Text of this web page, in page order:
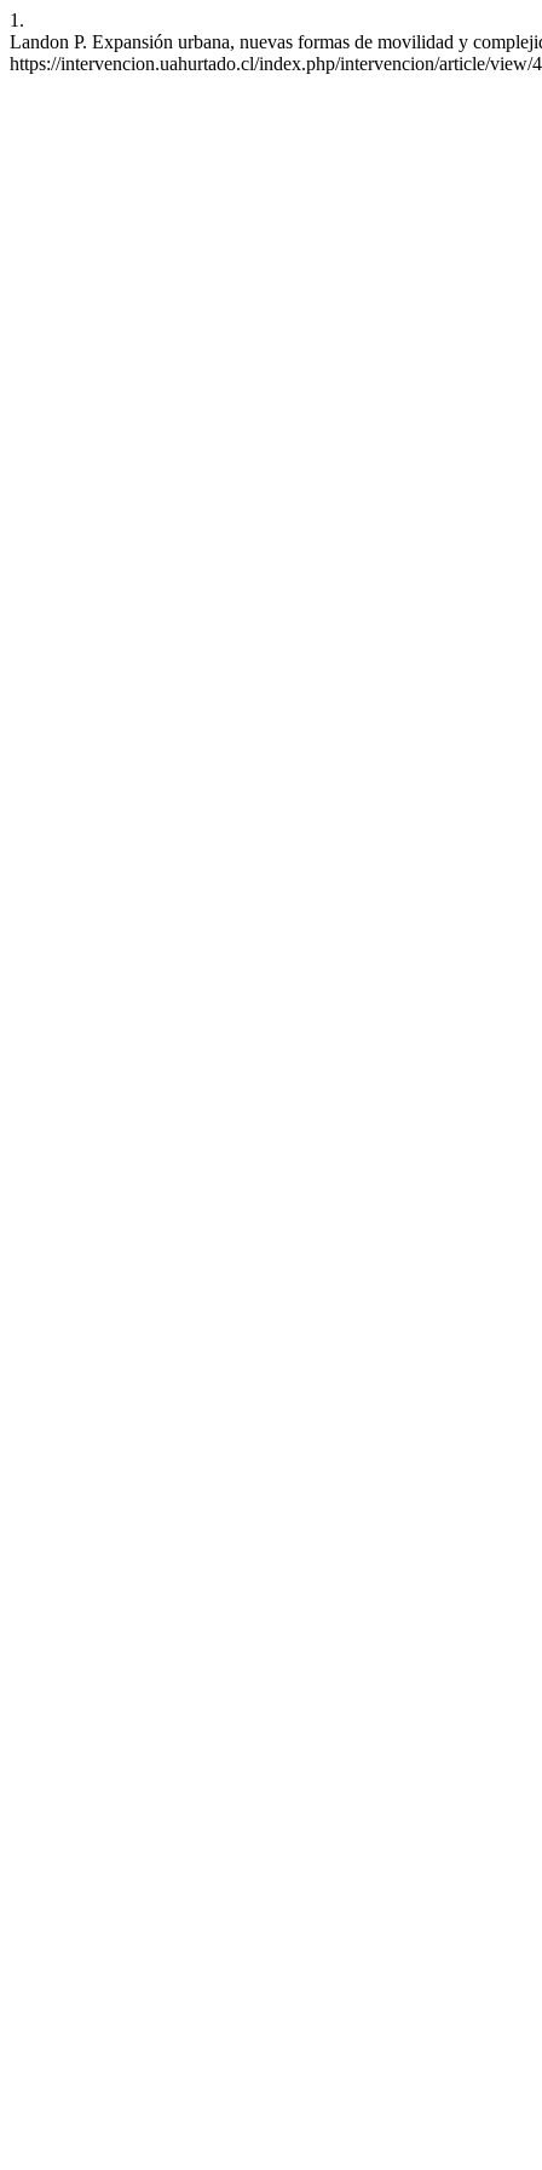
1.
Landon P. Expansión urbana, nuevas formas de movilidad y
https://intervencion.uahurtado.cl/index.php/intervencion/article/view/4